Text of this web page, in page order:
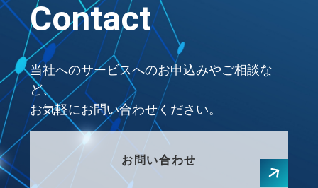
Contact
当社へのサービスへのお申込みやご相談な
ど、
お気軽にお問い合わせください。
お問い合わせ